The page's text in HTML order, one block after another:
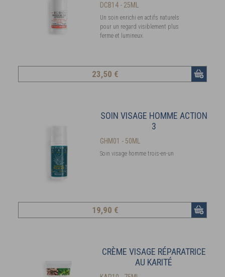
DCB14 - 25ML
Un soin enrichi en actifs naturels
pour un regard visiblement plus
ferme et lumineux.
23,50 €
SOIN VISAGE HOMME ACTION
3
GHM01 - 50ML
Soin visage homme trois-en-un
19,90 €
CRÈME VISAGE RÉPARATRICE
AU KARITÉ